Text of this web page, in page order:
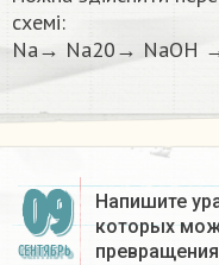
схемі:
Na→ Na20→ NaOH
09
СЕНТЯБРЬ
Напишите
которых